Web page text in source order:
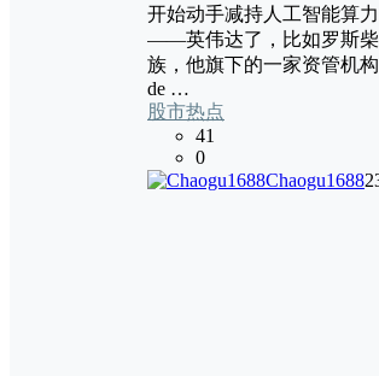
开始动手减持人工智能算
——英伟达了，比如罗斯柴
族，他旗下的一家资管机构
de …
股市热点
41
0
Chaogu1688